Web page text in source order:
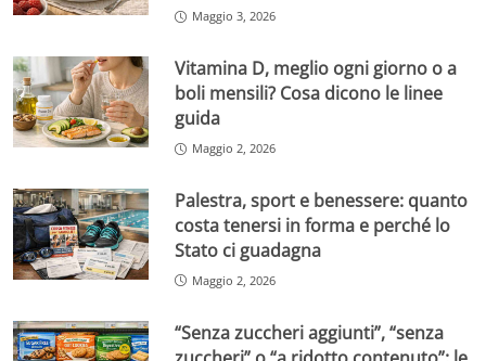
Maggio 3, 2026
Vitamina D, meglio ogni giorno o a
boli mensili? Cosa dicono le linee
guida
Maggio 2, 2026
Palestra, sport e benessere: quanto
costa tenersi in forma e perché lo
Stato ci guadagna
Maggio 2, 2026
“Senza zuccheri aggiunti”, “senza